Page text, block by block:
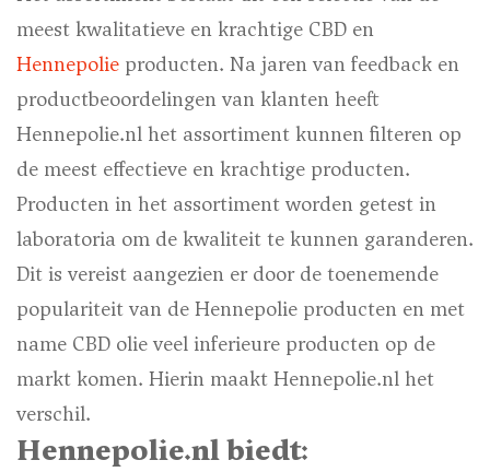
meest kwalitatieve en krachtige CBD en
Hennepolie producten. Na jaren van feedback en
productbeoordelingen van klanten heeft
Hennepolie.nl het assortiment kunnen filteren op
de meest effectieve en krachtige producten.
Producten in het assortiment worden getest in
laboratoria om de kwaliteit te kunnen garanderen.
Dit is vereist aangezien er door de toenemende
populariteit van de Hennepolie producten en met
name CBD olie veel inferieure producten op de
markt komen. Hierin maakt Hennepolie.nl het
verschil.
Hennepolie.nl biedt: